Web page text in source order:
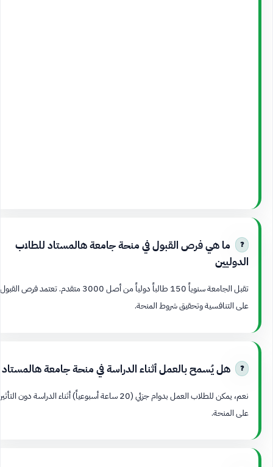
ما هي فرص القبول في منحة جامعة هالمستاد للطلاب
الدوليين
تقبل الجامعة سنوياً 150 طالباً دولياً من أصل 3000 متقدم. تعتمد فرص القبول
على التنافسية وتحقيق شروط المنحة.
هل يُسمح بالعمل أثناء الدراسة في منحة جامعة هالمستاد
نعم، يمكن للطلاب العمل بدوام جزئي (20 ساعة أسبوعياً) أثناء الدراسة دون التأثير
على المنحة.